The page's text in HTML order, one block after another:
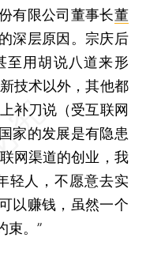
有限公司董事长董
深层原因。宗庆后
至用胡说八道来形
技术以外，其他都
补刀说（受互联网
家的发展是有隐患
网渠道的创业，我
轻人，不愿意去实
以赚钱，虽然一个
束。”